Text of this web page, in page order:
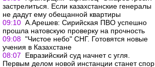
застрелиться. Если казахстанские генералы
не дадут ему обещанной квартиры
09:10 А.Арешев: Сирийская ПВО успешно
прошла натовскую проверку на прочность
09:08 "Чистое небо" СНГ. Готовятся новые
учения в Казахстане
08:07
Евразийский суд начнет с угля.
Первым делом новой инстанции станет спор